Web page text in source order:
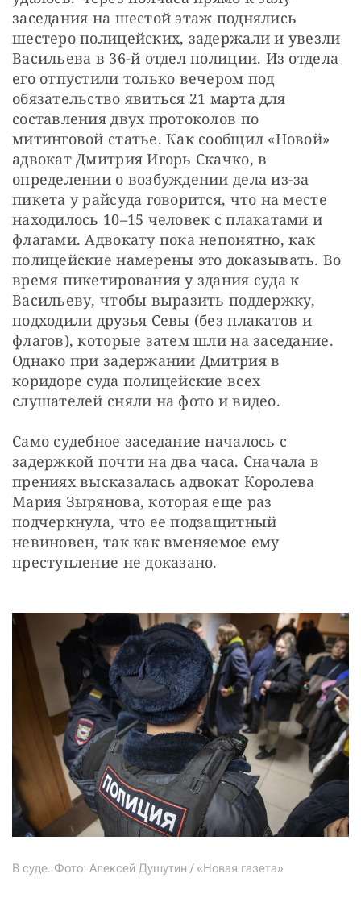
заседания на шестой этаж поднялись
шестеро полицейских, задержали и увезли
Васильева в 36-й отдел полиции. Из отдела
его отпустили только вечером под
обязательство явиться 21 марта для
составления двух протоколов по
митинговой статье. Как сообщил «Новой»
адвокат Дмитрия Игорь Скачко, в
определении о возбуждении дела из-за
пикета у райсуда говорится, что на месте
находилось 10–15 человек с плакатами и
флагами. Адвокату пока непонятно, как
полицейские намерены это доказывать. Во
время пикетирования у здания суда к
Васильеву, чтобы выразить поддержку,
подходили друзья Севы (без плакатов и
флагов), которые затем шли на заседание.
Однако при задержании Дмитрия в
коридоре суда полицейские всех
слушателей сняли на фото и видео.
Само судебное заседание началось с
задержкой почти на два часа. Сначала в
прениях высказалась адвокат Королева
Мария Зырянова, которая еще раз
подчеркнула, что ее подзащитный
невиновен, так как вменяемое ему
преступление не доказано.
В суде. Фото: Алексей Душутин / «Новая газета»